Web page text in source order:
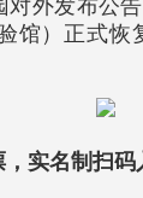
对外发布公
馆）正式
实名制扫码